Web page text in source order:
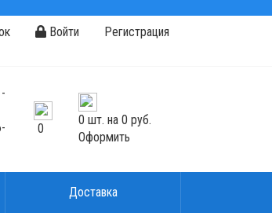
Войти Регистрация
0
0 шт. на 0 руб.
Оформить
Доставка